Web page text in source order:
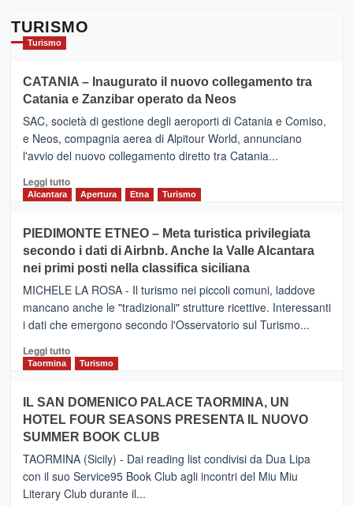
TURISMO
Turismo
CATANIA – Inaugurato il nuovo collegamento tra
Catania e Zanzibar operato da Neos
SAC, società di gestione degli aeroporti di Catania e Comiso,
e Neos, compagnia aerea di Alpitour World, annunciano
l'avvio del nuovo collegamento diretto tra Catania...
Leggi tuttoLeggi
CATANIA
–
Inaugurato
il
nuovo
collegamento
tra
e
Zanzibar
da
Neos
Alcantara Apertura Etna Turismo
PIEDIMONTE ETNEO – Meta turistica privilegiata
secondo i dati di Airbnb. Anche la Valle Alcantara
nei primi posti nella classifica siciliana
MICHELE LA ROSA - Il turismo nei piccoli comuni, laddove
mancano anche le "tradizionali" strutture ricettive. Interessanti
i dati che emergono secondo l'Osservatorio sul Turismo...
Leggi tuttoLeggi
PIEDIMONTE
ETNEO
–
Meta
turistica
privilegiata
secondo
Taormina Turismo
IL SAN DOMENICO PALACE TAORMINA, UN
HOTEL FOUR SEASONS PRESENTA IL NUOVO
SUMMER BOOK CLUB
TAORMINA (Sicily) - Dai reading list condivisi da Dua Lipa
con il suo Service95 Book Club agli incontri del Miu Miu
Literary Club durante il...